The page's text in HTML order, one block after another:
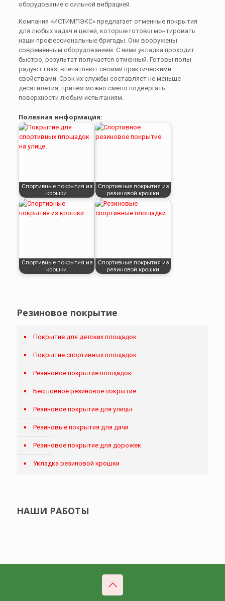
оборудование с сильной вибрацией.
Компания «ИСТИМПЭКС» предлагает отменные покрытия
для любых задач и целей, которые готовы монтировать
наши профессиональные бригады. Они вооружены
современным оборудованием. С ними укладка проходит
быстро, результат получается отменный. Готовы полы
радуют глаз, впечатляют своими практическими
свойствами. Срок их службы составляет не меньше
десятилетия, причем можно смело подвергать
поверхности любым испытаниям.
Полезная информация:
Спортивные покрытия из
крошки.
Спортивные покрытия из
резиновой крошки.
Спортивные покрытия из
крошки.
Спортивные покрытия из
резиновой крошки.
Резиновое покрытие
Покрытие для детских площадок
Покрытие спортивных площадок
Резиновое покрытие площадок
Бесшовное резиновое покрытие
Резиновое покрытие для улицы
Резиновые покрытия для дачи
Резиновое покрытие для дорожек
Укладка резиновой крошки
НАШИ РАБОТЫ